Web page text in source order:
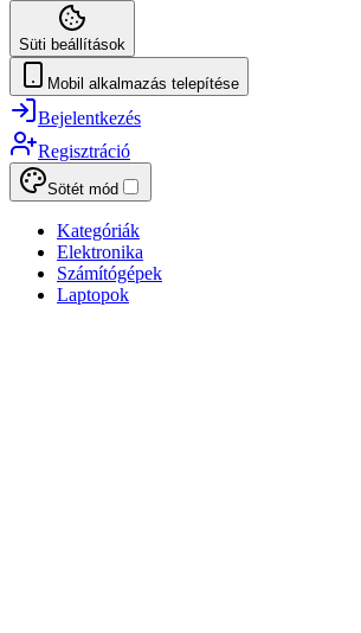
Süti beállítások
Mobil alkalmazás telepítése
Bejelentkezés
Regisztráció
Sötét mód
Kategóriák
Elektronika
Számítógépek
Laptopok